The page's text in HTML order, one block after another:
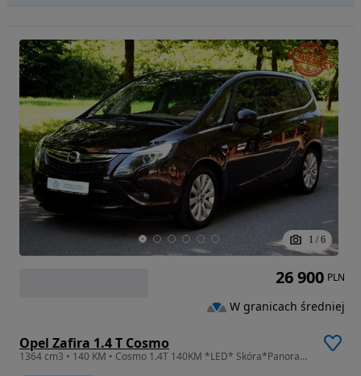
1 / 6
Opel Zafira 1.4 T Cosmo
1364 cm3 • 140 KM • Cosmo 1.4T 140KM *LED* Skóra*Panorama*7miejsc*Gwarancja 1ROK
26 900 PLN
W granicach średniej